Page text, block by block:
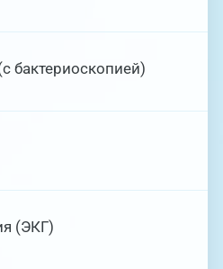
бактериоскопией)
(ЭКГ)